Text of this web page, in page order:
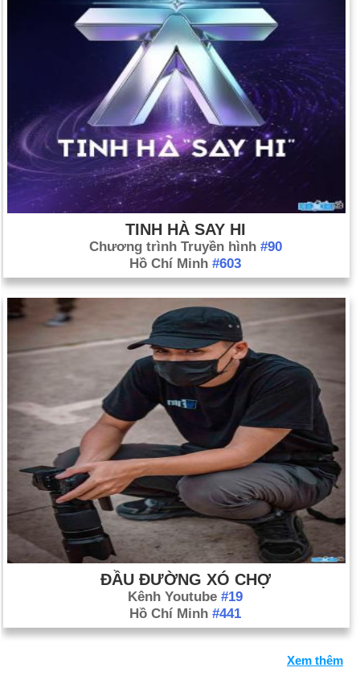
TINH HÀ SAY HI
Chương trình Truyền hình #90
Hồ Chí Minh #603
ĐẦU ĐƯỜNG XÓ CHỢ
Kênh Youtube #19
Hồ Chí Minh #441
Xem thêm